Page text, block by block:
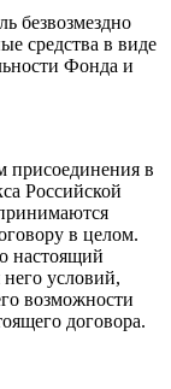
безвозмездно
средства в виде
Фонда и
присоединения в
Российской
в целом.
настоящий
условий,
возможности
договора.